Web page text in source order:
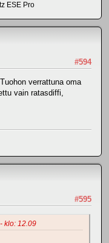
ESE Pro
#594
verrattuna oma
vain ratasdiffi,
#595
klo: 12.09